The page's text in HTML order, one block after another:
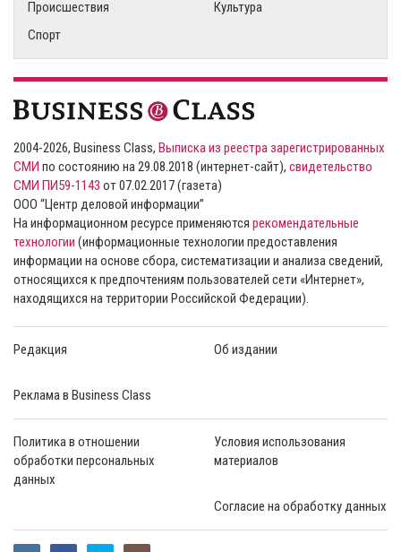
Происшествия
Культура
Спорт
2004-2026, Business Class, Выписка из реестра зарегистрированных
СМИ по состоянию на 29.08.2018 (интернет-сайт), свидетельство
СМИ ПИ59-1143 от 07.02.2017 (газета)
ООО “Центр деловой информации”
На информационном ресурсе применяются рекомендательные
технологии (информационные технологии предоставления
информации на основе сбора, систематизации и анализа сведений,
относящихся к предпочтениям пользователей сети «Интернет»,
находящихся на территории Российской Федерации).
Редакция Об издании
Реклама в Business Class
Политика в отношении
обработки персональных
данных
Условия использования
материалов
Согласие на обработку данных